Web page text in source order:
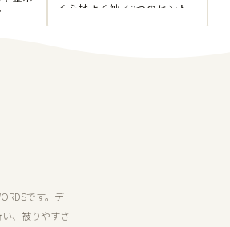
く心地よく被る3つのヒント
です。デ
、被りやすさ